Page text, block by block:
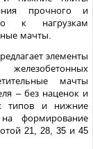
прочного и
к нагрузкам
мачты.
элементы
мачты
– без наценок и
типов и нижние
формирование
21, 28, 35 и 45